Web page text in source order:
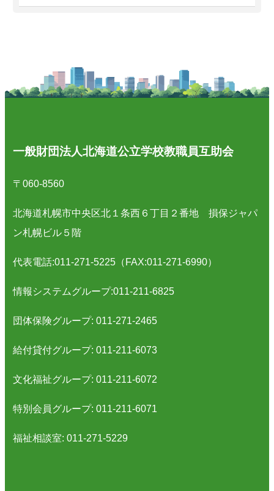
一般財団法人北海道公立学校教職員互助会
〒060-8560
北海道札幌市中央区北１条西６丁目２番地 損保ジャパ
ン札幌ビル５階
代表電話:011-271-5225（FAX:011-271-6990）
情報システムグループ:011-211-6825
団体保険グループ: 011-271-2465
給付貸付グループ: 011-211-6073
文化福祉グループ: 011-211-6072
特別会員グループ: 011-211-6071
福祉相談室: 011-271-5229